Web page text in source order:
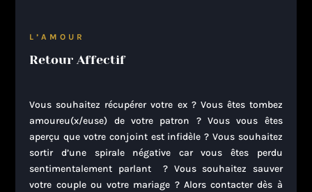
L’AMOUR
Retour Affectif
Vous souhaitez récupérer votre ex ? Vous êtes tombez
amoureu(x/euse) de votre patron ? Vous vous êtes
aperçu que votre conjoint est infidèle ? Vous souhaitez
sortir d’une spirale négative car vous êtes perdu
sentimentalement parlant ? Vous souhaitez sauver
votre couple ou votre mariage ? Alors contacter dès à